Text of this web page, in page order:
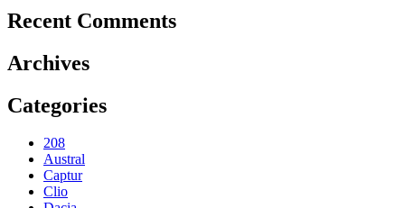
Recent Comments
Archives
Categories
208
Austral
Captur
Clio